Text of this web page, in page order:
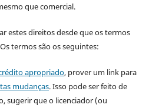
que comercial.
estes direitos desde que os termos
termos são os seguintes:
apropriado, prover um link para
mudanças. Isso pode ser feito de
sugerir que o licenciador (ou